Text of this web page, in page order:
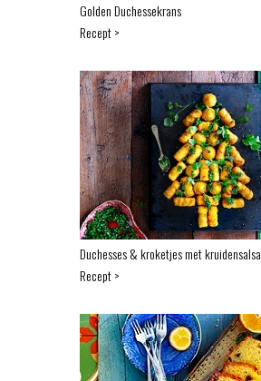
Golden Duchessekrans
Recept >
Duchesses & kroketjes met kruidensalsa
Recept >